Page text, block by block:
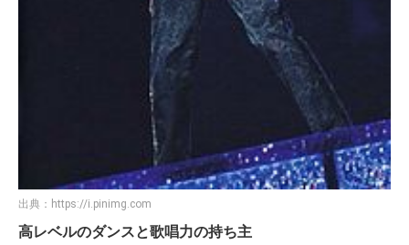
出典： https://i.pinimg.com
高レベルのダンスと歌唱力の持ち主